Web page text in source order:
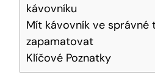
kávovníku
Mít kávovník ve správné
zapamatovat
Klíčové Poznatky